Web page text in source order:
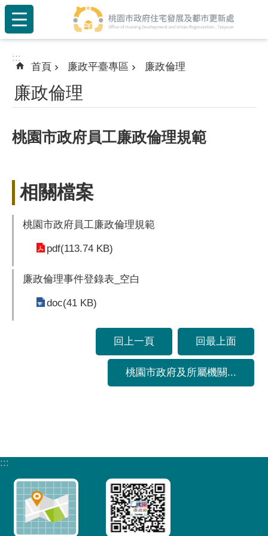
跳到主要內容區塊
:::
:::
首頁 廉政平臺專區 廉政倫理
廉政倫理
桃園市政府員工廉政倫理規範
相關檔案
桃園市政府員工廉政倫理規範
pdf(113.74 KB)
廉政倫理事件登錄表_空白
doc(41 KB)
回上一頁 回最上面
桃園市政府及所屬機關...
:::